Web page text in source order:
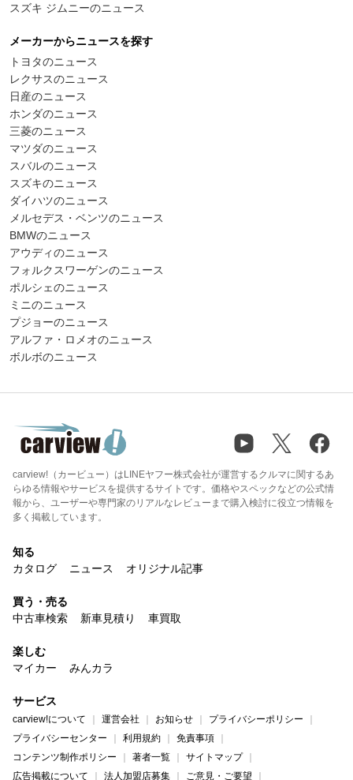
スズキ ジムニーのニュース
メーカーからニュースを探す
トヨタのニュース
レクサスのニュース
日産のニュース
ホンダのニュース
三菱のニュース
マツダのニュース
スバルのニュース
スズキのニュース
ダイハツのニュース
メルセデス・ベンツのニュース
BMWのニュース
アウディのニュース
フォルクスワーゲンのニュース
ポルシェのニュース
ミニのニュース
プジョーのニュース
アルファ・ロメオのニュース
ボルボのニュース
carview!（カービュー）はLINEヤフー株式会社が運営するクルマに関するあ
らゆる情報やサービスを提供するサイトです。価格やスペックなどの公式情
報から、ユーザーや専門家のリアルなレビューまで購入検討に役立つ情報を
多く掲載しています。
知る
カタログ
ニュース オリジナル記事
買う・売る
中古車検索
新車見積り 車買取
楽しむ
マイカー
みんカラ
サービス
carview!について 運営会社 お知らせ
プライバシーポリシー
プライバシーセンター
利用規約
免責事項
コンテンツ制作ポリシー
著者一覧
サイトマップ
広告掲載について
法人加盟店募集 ご意見・ご要望